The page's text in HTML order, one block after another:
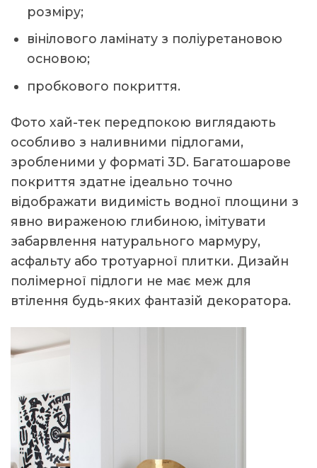
розміру;
вінілового ламінату з поліуретановою
основою;
пробкового покриття.
Фото хай-тек передпокою виглядають
особливо з наливними підлогами,
зробленими у форматі 3D. Багатошарове
покриття здатне ідеально точно
відображати видимість водної площини з
явно вираженою глибиною, імітувати
забарвлення натурального мармуру,
асфальту або тротуарної плитки. Дизайн
полімерної підлоги не має меж для
втілення будь-яких фантазій декоратора.